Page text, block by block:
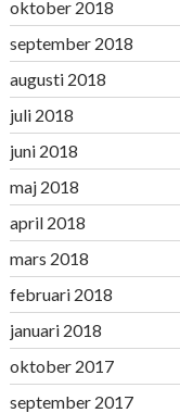
oktober 2018
september 2018
augusti 2018
juli 2018
juni 2018
maj 2018
april 2018
mars 2018
februari 2018
januari 2018
oktober 2017
september 2017